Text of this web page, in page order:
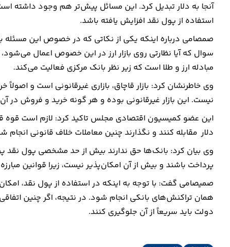
آنجا به دلار تبدیل کرد. این مسائل پیش‌تر هم وجود داشته
استفاده از پول نقد افزایش یافته باشد.
صمصامی درباره اینکه یکی از نکاتی که در خصوص این مسئله
سوال که آیا نظارتی روی بازار ارز در این خصوص اعمال می‌شود،
مبادله ارز و طلا است که زیر نظر بانک مرکزی فعالیت می‌کند.
وی خاطرنشان کرد: بازار قاچاق، بازاری غیرقانونی است و
نیست. این بازار غیرقانونی بوده و هر گونه خرید و فروش در آن
این عضو کمیسیون اقتصادی مجلس تاکید کرد: لازم است قوه
دلار مقابله کنند و نگذارند چنین معاملات خلاف قانونی
پرداخت باشند و بیش از آن امکان‌پذیر نیست، زیرا قوانین
صمیصامی گفت: با توجه به اینکه در استفاده از پول نقد،
همان تراکنش‌های بانکی انجام شود. در نتیجه، اگر چنین
دولت باید سریعاً از آن جلوگیری کنند.